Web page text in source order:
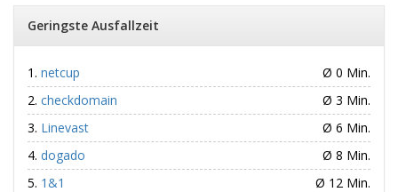
Geringste Ausfallzeit
netcup
Ø 0 Min.
checkdomain
Ø 3 Min.
Linevast
Ø 6 Min.
dogado
Ø 8 Min.
1&1
Ø 12 Min.